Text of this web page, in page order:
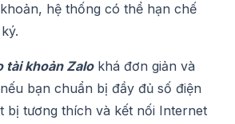
hệ thống có thể hạn chế
tài khoản Zalokhá đơn giản và
bạn chuẩn bị đầy đủ số điện
bị tương thích và kết nối Internet